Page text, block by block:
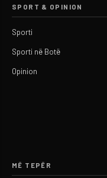
SPORT & OPINION
Sporti
Sporti në Botë
Opinion
MË TEPËR